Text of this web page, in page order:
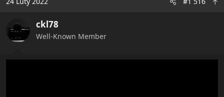
t
o
s
ckl78
Well-Known Member